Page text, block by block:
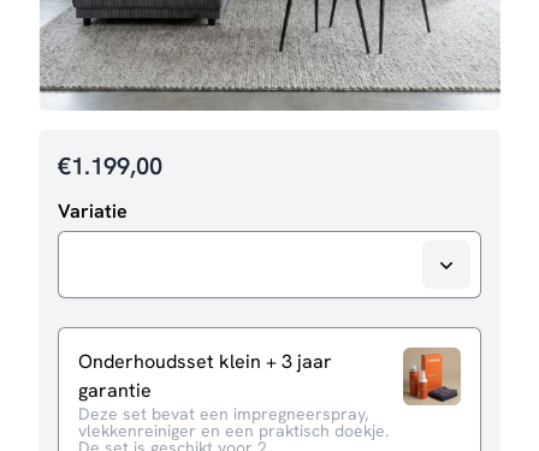
€1.199,00
Variatie
Onderhoudsset klein + 3 jaar
garantie
Deze set bevat een impregneerspray,
vlekkenreiniger en een praktisch doekje.